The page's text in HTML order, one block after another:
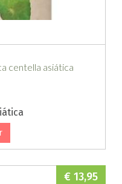
centella asiática
€ 13,95